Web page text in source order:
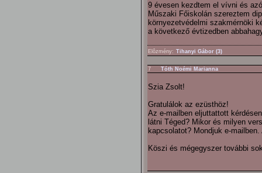
9 évesen kezdtem el vívni és
Műszaki Főiskolán szereztem
környezetvédelmi szakmérnöki
a következő évtizedben
Elôzmény: Tihanyi Gábor (3)
7 Tóth Noémi Marianna
Szia Zsolt!
Gratulálok az ezüsthöz!
Az e-mailben eljuttattott
látni Téged? Mikor és milyen
kapcsolatot? Mondjuk e-
Köszi és mégegyszer további